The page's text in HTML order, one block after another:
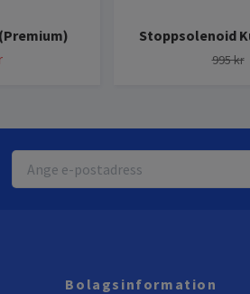
Stoppsolenoid
995 kr
Bolagsinformation